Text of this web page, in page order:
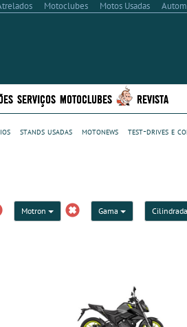
Motoclubes Motos Usadas
SERVIÇOS MOTOCLUBES REVISTA
stands usadas motonews test-drives e
Motron Gama Cilindrada